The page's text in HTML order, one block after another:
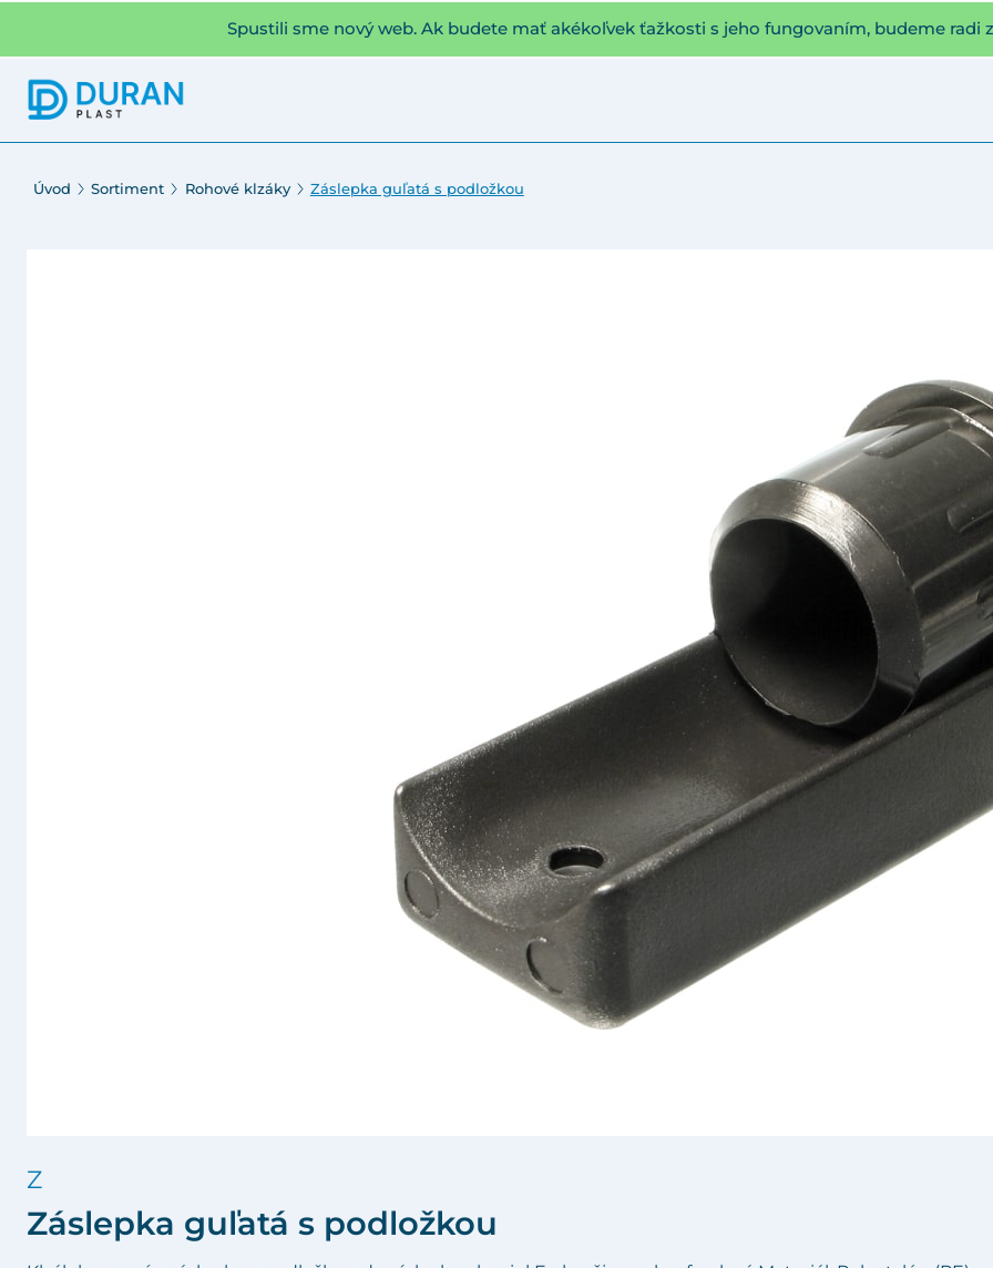
Spustili sme nový web. Ak budete mať akékoľvek ťažkosti s jeho fungovaním, budeme radi
Úvod Sortiment Rohové klzáky Záslepka guľatá s podložkou
Z
Záslepka guľatá s podložkou